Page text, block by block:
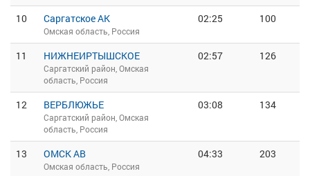
10 Саргатское АК
Омская область, Россия
02:25 100
11 НИЖНЕИРТЫШСКОЕ
Саргатский район, Омская
область, Россия
02:57 126
12 ВЕРБЛЮЖЬЕ
Саргатский район, Омская
область, Россия
03:08 134
13 ОМСК АВ
Омская область, Россия
04:33 203